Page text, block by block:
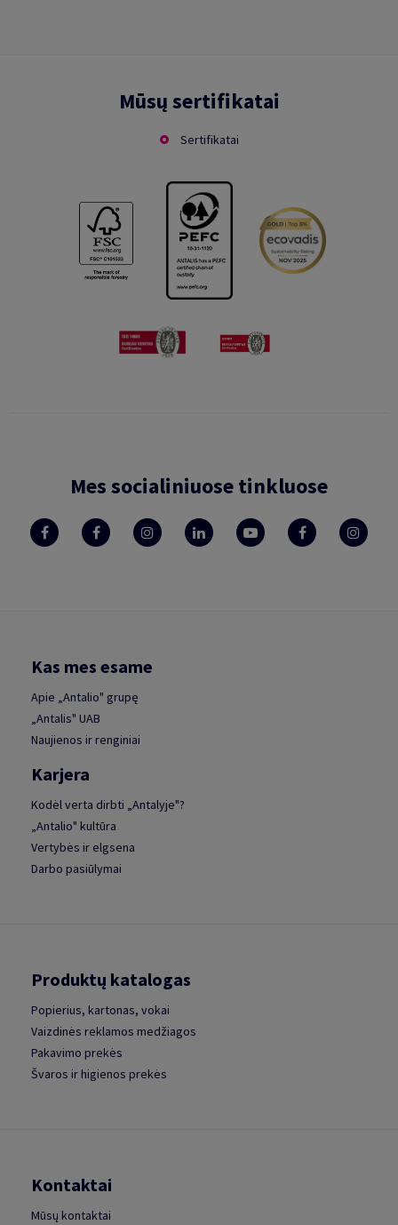
Mūsų sertifikatai
Sertifikatai
Mes socialiniuose tinkluose
Kas mes esame
Apie „Antalio" grupę
„Antalis" UAB
Naujienos ir renginiai
Karjera
Kodėl verta dirbti „Antalyje"?
„Antalio" kultūra
Vertybės ir elgsena
Darbo pasiūlymai
Produktų katalogas
Popierius, kartonas, vokai
Vaizdinės reklamos medžiagos
Pakavimo prekės
Švaros ir higienos prekės
Kontaktai
Mūsų kontaktai